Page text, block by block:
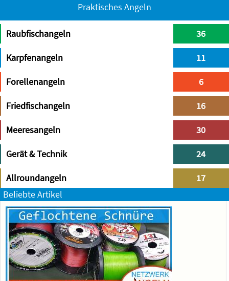
Praktisches Angeln
Raubfischangeln 36
Karpfenangeln 11
Forellenangeln 6
Friedfischangeln 16
Meeresangeln 30
Gerät & Technik 24
Allroundangeln
17
Beliebte Artikel